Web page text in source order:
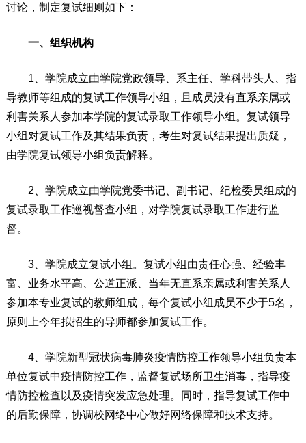
讨论，制定复试细则如下：
一、组织机构
1、学院成立由学院党政领导、系主任、学科带头人、指
导教师等组成的复试工作领导小组，且成员没有直系亲属或
利害关系人参加本学院的复试录取工作领导小组。复试领导
小组对复试工作及其结果负责，考生对复试结果提出质疑，
由学院复试领导小组负责解释。
2、学院成立由学院党委书记、副书记、纪检委员组成的
复试录取工作巡视督查小组，对学院复试录取工作进行监
督。
3、学院成立复试小组。复试小组由责任心强、经验丰
富、业务水平高、公道正派、当年无直系亲属或利害关系人
参加本专业复试的教师组成，每个复试小组成员不少于5名，
原则上今年拟招生的导师都参加复试工作。
4、学院新型冠状病毒肺炎疫情防控工作领导小组负责本
单位复试中疫情防控工作，监督复试场所卫生消毒，指导疫
情防控检查以及疫情突发应急处理。同时，指导复试工作中
的后勤保障，协调校网络中心做好网络保障和技术支持。